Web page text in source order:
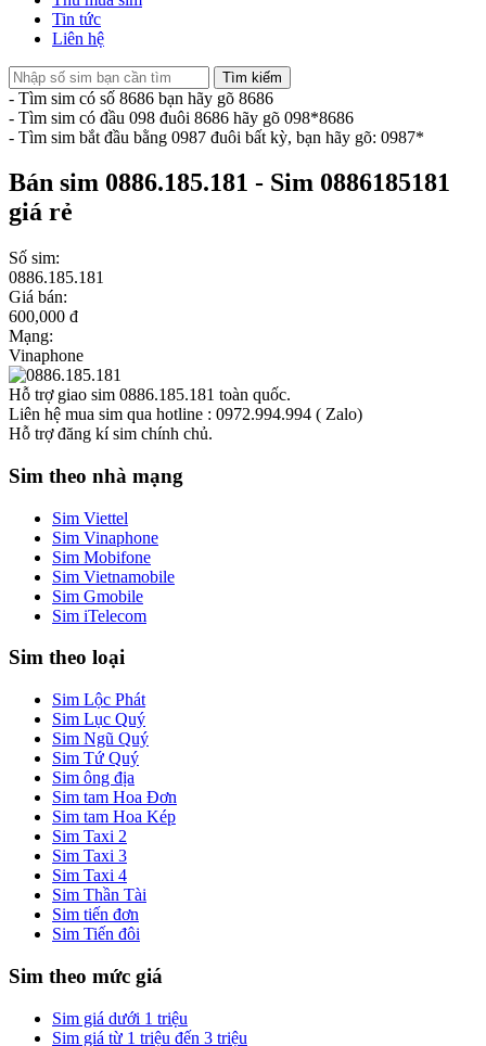
Tin tức
Liên hệ
Tìm kiếm
- Tìm sim có số 8686 bạn hãy gõ 8686
- Tìm sim có đầu 098 đuôi 8686 hãy gõ 098*8686
- Tìm sim bắt đầu bằng 0987 đuôi bất kỳ, bạn hãy gõ: 0987*
Bán sim 0886.185.181 - Sim 0886185181
giá rẻ
Số sim:
0886.185.181
Giá bán:
600,000 đ
Mạng:
Vinaphone
Hỗ trợ giao sim 0886.185.181 toàn quốc.
Liên hệ mua sim qua hotline : 0972.994.994 ( Zalo)
Hỗ trợ đăng kí sim chính chủ.
Sim theo nhà mạng
Sim Viettel
Sim Vinaphone
Sim Mobifone
Sim Vietnamobile
Sim Gmobile
Sim iTelecom
Sim theo loại
Sim Lộc Phát
Sim Lục Quý
Sim Ngũ Quý
Sim Tứ Quý
Sim ông địa
Sim tam Hoa Đơn
Sim tam Hoa Kép
Sim Taxi 2
Sim Taxi 3
Sim Taxi 4
Sim Thần Tài
Sim tiến đơn
Sim Tiến đôi
Sim theo mức giá
Sim giá dưới 1 triệu
Sim giá từ 1 triệu đến 3 triệu